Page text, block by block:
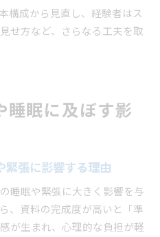
構成から見直し、経験者はス
せ方など、さらなる工夫を取
睡眠に及ぼす影
緊張に影響する理由
睡眠や緊張に大きく影響を与
、資料の完成度が高いと「準
が生まれ、心理的な負担が軽